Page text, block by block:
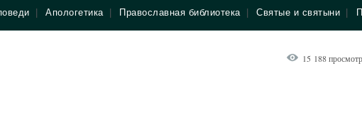
Апологетика Православная библиотека Святые и святыни
15 188